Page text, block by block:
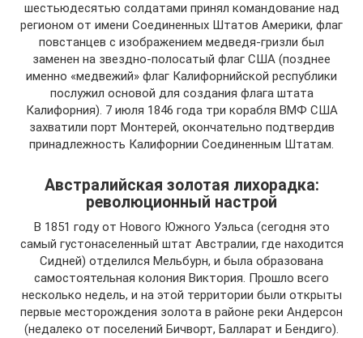
шестьюдесятью солдатами принял командование над
регионом от имени Соединенных Штатов Америки, флаг
повстанцев с изображением медведя-гризли был
заменен на звездно-полосатый флаг США (позднее
именно «медвежий» флаг Калифорнийской республики
послужил основой для создания флага штата
Калифорния). 7 июля 1846 года три корабля ВМФ США
захватили порт Монтерей, окончательно подтвердив
принадлежность Калифорнии Соединенным Штатам.
Австралийская золотая лихорадка:
революционный настрой
В 1851 году от Нового Южного Уэльса (сегодня это
самый густонаселенный штат Австралии, где находится
Сидней) отделился Мельбурн, и была образована
самостоятельная колония Виктория. Прошло всего
несколько недель, и на этой территории были открыты
первые месторождения золота в районе реки Андерсон
(недалеко от поселений Бичворт, Балларат и Бендиго).